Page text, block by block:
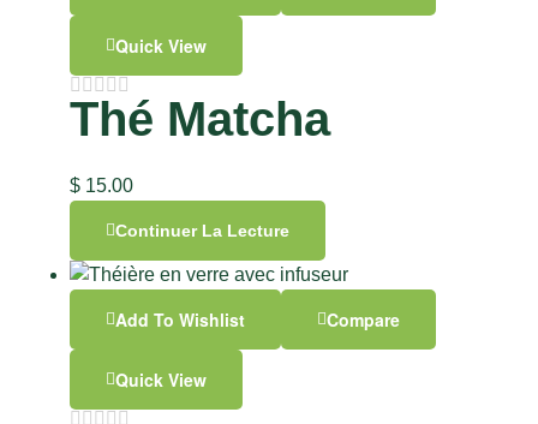
Quick View
Thé Matcha
$ 15.00
Continuer La Lecture
Add To Wishlist Compare
Quick View